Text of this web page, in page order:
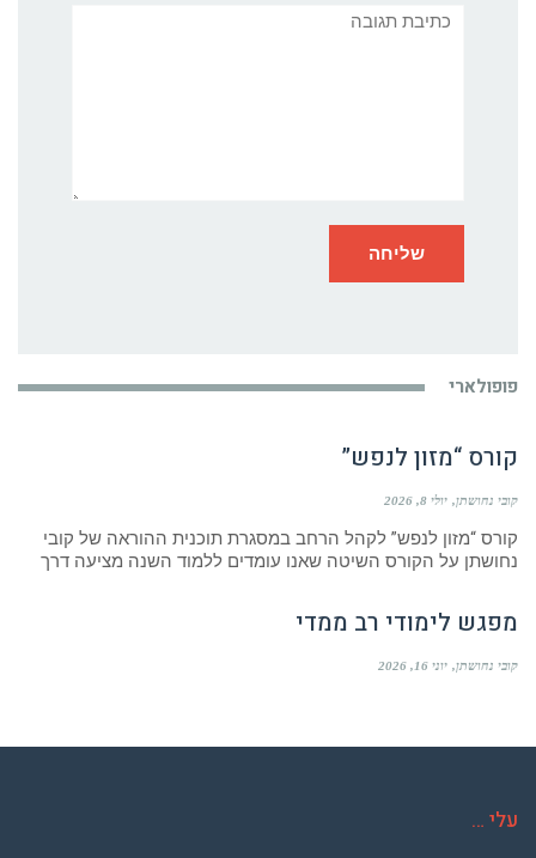
תגובה
פופולארי
קורס “מזון לנפש”
קובי נחושתן יולי 8, 2026
קורס “מזון לנפש” לקהל הרחב במסגרת תוכנית ההוראה של קובי
נחושתן על הקורס השיטה שאנו עומדים ללמוד השנה מציעה דרך
מפגש לימודי רב ממדי
קובי נחושתן יוני 16, 2026
עלי …